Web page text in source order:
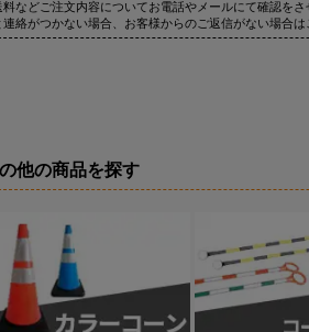
料などご注文内容についてお電話やメールにて確認を
連絡がつかない場合、お客様からのご返信がない場合
他の商品を探す